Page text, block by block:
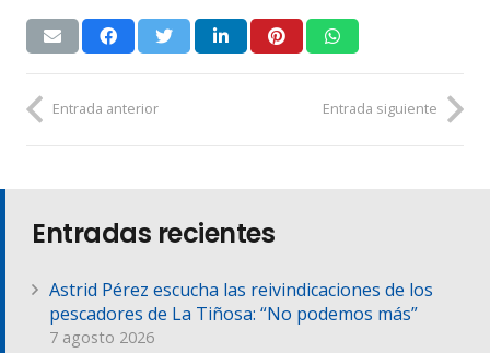
Entrada anterior Entrada siguiente
Entradas recientes
Astrid Pérez escucha las reivindicaciones de los
pescadores de La Tiñosa: “No podemos más”
7 agosto 2026